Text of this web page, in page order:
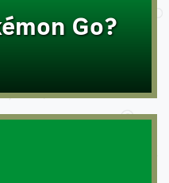
Go?